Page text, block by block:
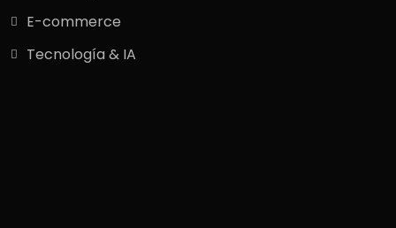
E-commerce
Tecnología & IA